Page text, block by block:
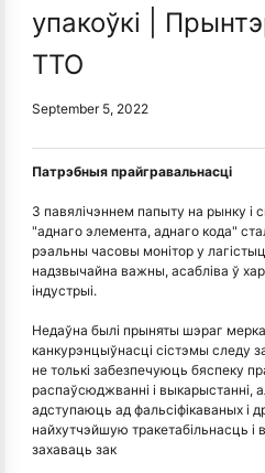
упакоўкі |
TTO
September 5, 2022
Патрэбныя прайгравальнасці
З павялічэннем папыту на рынку і
"аднаго элемента, аднаго кода"
рэальны часовы монітор у
надзвычайна важны, асабліва ў
індустрыі.
Недаўна былі прыняты шэраг
канкурэнцыўнасці сістэмы следу
не толькі забезпечуюць бяспеку
распаўсюджванні і выкарыстанні,
адступаюць ад фальсіфікаваных і
найхутчэйшую тракетабільнасць
захаваць зак